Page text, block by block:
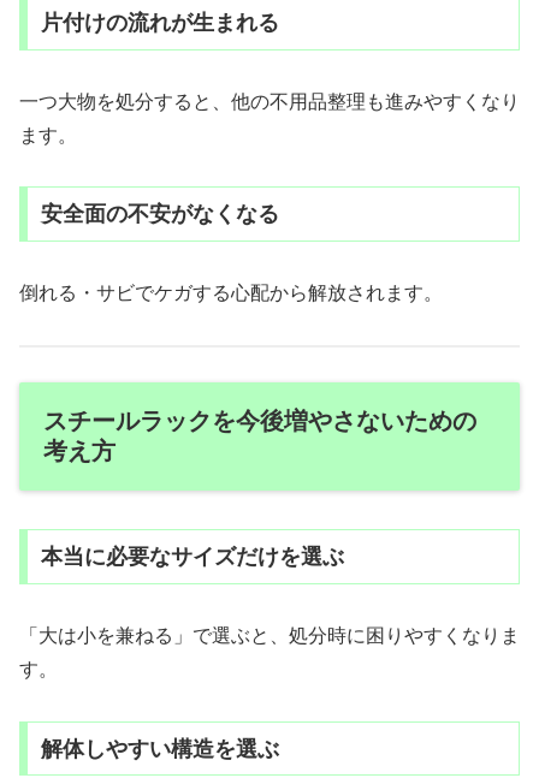
片付けの流れが生まれる
一つ大物を処分すると、他の不用品整理も進みやすくなり
ます。
安全面の不安がなくなる
倒れる・サビでケガする心配から解放されます。
スチールラックを今後増やさないための
考え方
本当に必要なサイズだけを選ぶ
「大は小を兼ねる」で選ぶと、処分時に困りやすくなりま
す。
解体しやすい構造を選ぶ